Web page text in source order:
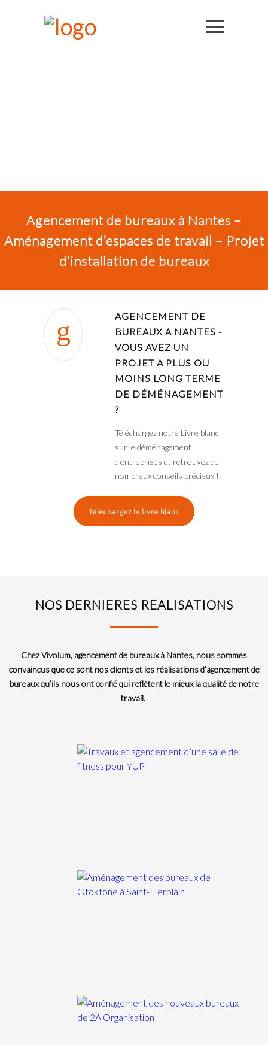
Agencement de bureaux à Nantes –
Aménagement d’espaces de travail – Projet
d’installation de bureaux
AGENCEMENT DE
BUREAUX A NANTES -
VOUS AVEZ UN
PROJET A PLUS OU
MOINS LONG TERME
DE DÉMÉNAGEMENT
?
Téléchargez notre Livre blanc
sur le déménagement
d'entreprises et retrouvez de
nombreux conseils précieux !
Téléchargez le livre blanc
NOS DERNIERES REALISATIONS
Chez Vivolum, agencement de bureaux à Nantes, nous sommes
convaincus que ce sont nos clients et les réalisations d’agencement de
bureaux qu’ils nous ont confié qui reflètent le mieux la qualité de notre
travail.